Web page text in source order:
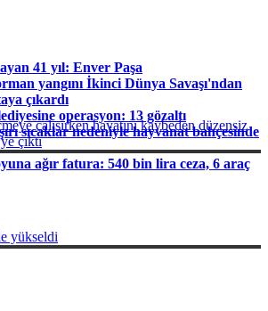
41 yıl: Enver Paşa
yangını İkinci Dünya Savaşı'ndan
çıkardı
operasyon: 13 gözaltı
sıcaklar nedeniyle hayvanat bahçesinde
ağır fatura: 540 bin lira ceza, 6 araç
çalışırken hayatını kaybeden düzensiz
çıktı
yükseldi